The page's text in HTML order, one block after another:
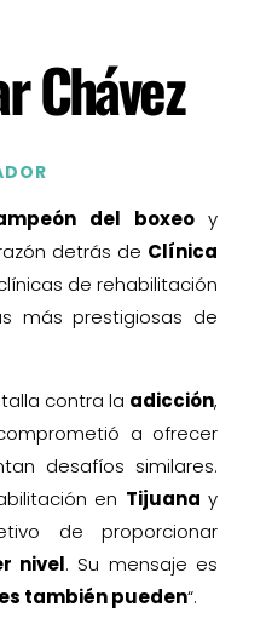
Chávez
del boxeo y
detrás de Clínica
de rehabilitación
más prestigiosas de
contra la adicción,
a ofrecer
desafíos similares.
en Tijuana y
de proporcionar
nivel. Su mensaje es
también pueden“.